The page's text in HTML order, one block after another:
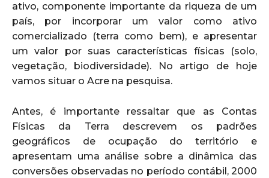
ativo, componente importante da riqueza de um
país, por incorporar um valor como ativo
comercializado (terra como bem), e apresentar
um valor por suas características físicas (solo,
vegetação, biodiversidade). No artigo de hoje
vamos situar o Acre na pesquisa.
Antes, é importante ressaltar que as Contas
Físicas da Terra descrevem os padrões
geográficos de ocupação do território e
apresentam uma análise sobre a dinâmica das
conversões observadas no período contábil, 2000